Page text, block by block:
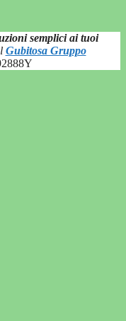
semplici ai tuoi
Gubitosa Gruppo